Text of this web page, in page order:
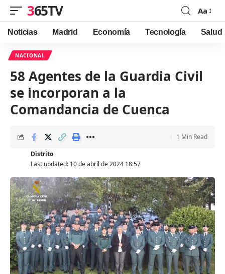
365TV
Font
Resizer
Aa
Noticias Madrid Economía Tecnología Salud
NACIONAL
58 Agentes de la Guardia Civil
se incorporan a la
Comandancia de Cuenca
Last updated: 10 de abril de 2024 18:57
Distrito
1 Min Read